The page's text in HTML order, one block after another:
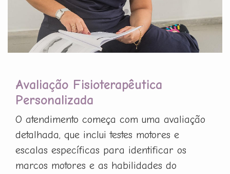
Avaliação Fisioterapêutica
Personalizada
O atendimento começa com uma avaliação
detalhada, que inclui testes motores e
escalas específicas para identificar os
marcos motores e as habilidades do